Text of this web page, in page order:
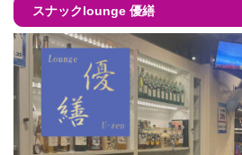
スナックlounge 優繕